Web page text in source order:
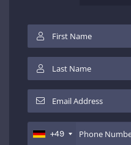
+49